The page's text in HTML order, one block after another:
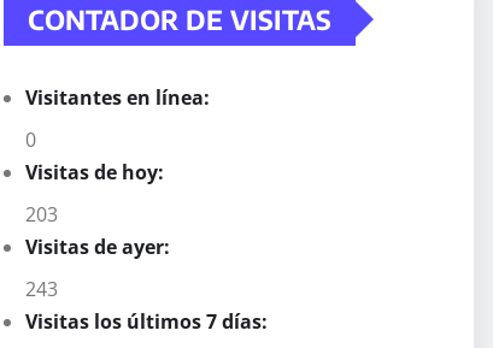
CONTADOR DE VISITAS
Visitantes en línea:
0
Visitas de hoy:
203
Visitas de ayer:
243
Visitas los últimos 7 días: